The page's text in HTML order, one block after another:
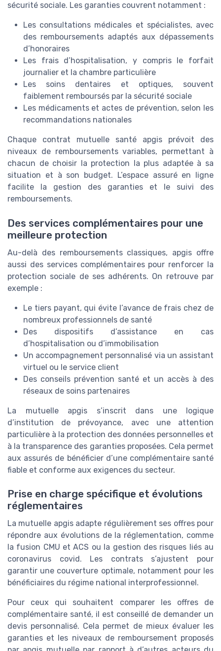
sécurité sociale. Les garanties couvrent notamment :
Les consultations médicales et spécialistes, avec
des remboursements adaptés aux dépassements
d’honoraires
Les frais d’hospitalisation, y compris le forfait
journalier et la chambre particulière
Les soins dentaires et optiques, souvent
faiblement remboursés par la sécurité sociale
Les médicaments et actes de prévention, selon les
recommandations nationales
Chaque contrat mutuelle santé apgis prévoit des
niveaux de remboursements variables, permettant à
chacun de choisir la protection la plus adaptée à sa
situation et à son budget. L’espace assuré en ligne
facilite la gestion des garanties et le suivi des
remboursements.
Des services complémentaires pour une
meilleure protection
Au-delà des remboursements classiques, apgis offre
aussi des services complémentaires pour renforcer la
protection sociale de ses adhérents. On retrouve par
exemple :
Le tiers payant, qui évite l’avance de frais chez de
nombreux professionnels de santé
Des dispositifs d’assistance en cas
d’hospitalisation ou d’immobilisation
Un accompagnement personnalisé via un assistant
virtuel ou le service client
Des conseils prévention santé et un accès à des
réseaux de soins partenaires
La mutuelle apgis s’inscrit dans une logique
d’institution de prévoyance, avec une attention
particulière à la protection des données personnelles et
à la transparence des garanties proposées. Cela permet
aux assurés de bénéficier d’une complémentaire santé
fiable et conforme aux exigences du secteur.
Prise en charge spécifique et évolutions
réglementaires
La mutuelle apgis adapte régulièrement ses offres pour
répondre aux évolutions de la réglementation, comme
la fusion CMU et ACS ou la gestion des risques liés au
coronavirus covid. Les contrats s’ajustent pour
garantir une couverture optimale, notamment pour les
bénéficiaires du régime national interprofessionnel.
Pour ceux qui souhaitent comparer les offres de
complémentaire santé, il est conseillé de demander un
devis personnalisé. Cela permet de mieux évaluer les
garanties et les niveaux de remboursement proposés